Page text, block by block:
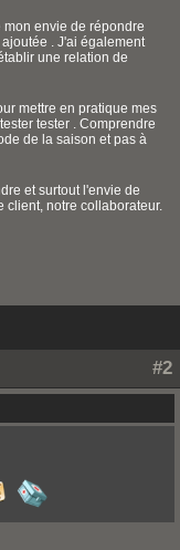
envie de répondre
. J'ai également
une relation de
mettre en pratique mes
tester . Comprendre
de la saison et pas à
et surtout l'envie de
client, notre collaborateur.
#2